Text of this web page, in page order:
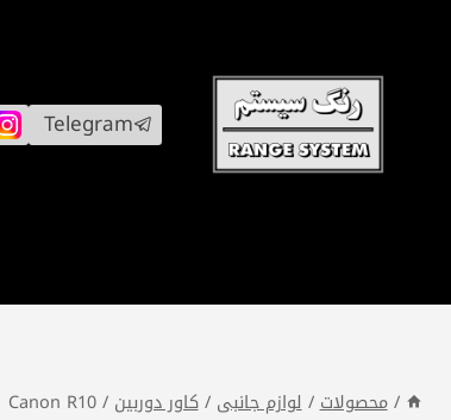
Telegram
/محصولات/لوازم جانبی /کاور دوربین /
Canon R10